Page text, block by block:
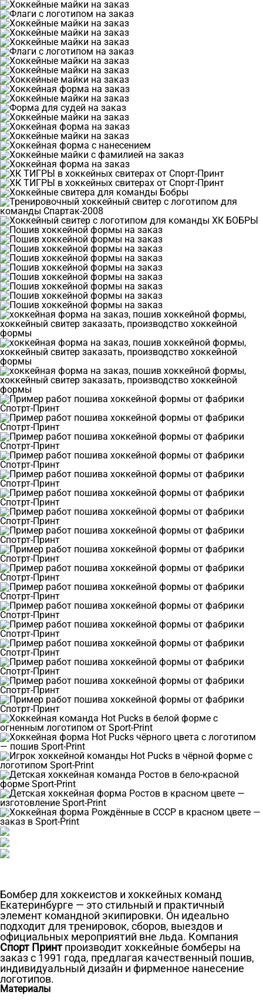
Бомбер для хоккеистов и хоккейных команд
Екатеринбурге — это стильный и практичный
элемент командной экипировки. Он идеально
подходит для тренировок, сборов, выездов и
официальных мероприятий вне льда. Компания
Спорт Принт производит хоккейные бомберы на
заказ с 1991 года, предлагая качественный пошив,
индивидуальный дизайн и фирменное нанесение
логотипов.
Материалы